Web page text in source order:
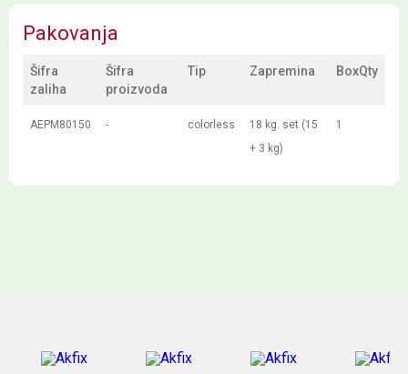
Pakovanja
Šifra
zaliha
Šifra
proizvoda
Tip Zapremina BoxQty
AEPM80150 - colorless
18 kg. set (15
+ 3 kg)
1